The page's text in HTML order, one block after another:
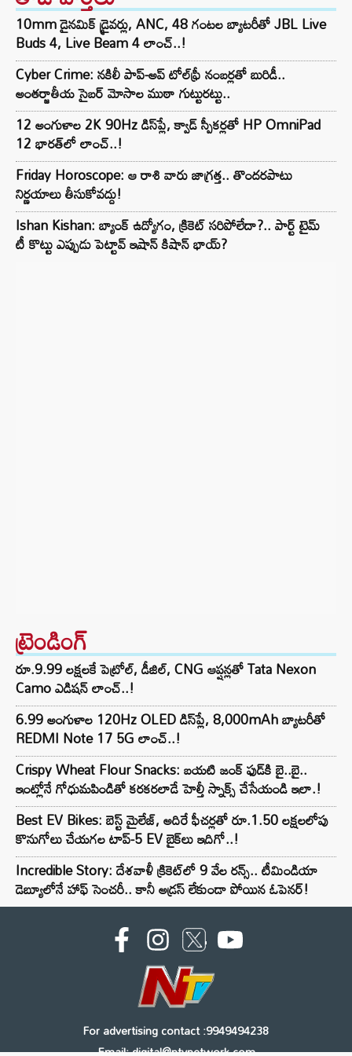
10mm డైనమిక్ డ్రైవర్లు, ANC, 48 గంటల బ్యాటరీతో JBL Live
Buds 4, Live Beam 4 లాంచ్..!
Cyber Crime: నకిలీ పాప్-అప్ టోల్‌ఫ్రీ నంబర్లతో బురిడీ..
అంతర్జాతీయ సైబర్ మోసాల ముఠా గుట్టురట్టు..
12 అంగుళాల 2K 90Hz డిస్‌ప్లే, క్వాడ్ స్పీకర్లతో HP OmniPad
12 భారత్‌లో లాంచ్..!
Friday Horoscope: ఆ రాశి వారు జాగ్రత్త.. తొందరపాటు
నిర్ణయాలు తీసుకోవద్దు!
Ishan Kishan: బ్యాంక్ ఉద్యోగం, క్రికెట్ సరిపోలేదా?.. పార్ట్ టైమ్
టీ కొట్టు ఎప్పుడు పెట్టావ్ ఇషాన్ కిషాన్ భాయ్‌?
ట్రెండింగ్‌
రూ.9.99 లక్షలకే పెట్రోల్, డీజిల్, CNG ఆప్షన్లతో Tata Nexon
Camo ఎడిషన్ లాంచ్..!
6.99 అంగుళాల 120Hz OLED డిస్‌ప్లే, 8,000mAh బ్యాటరీతో
REDMI Note 17 5G లాంచ్..!
Crispy Wheat Flour Snacks: బయటి జంక్ ఫుడ్‌కి బై..బై..
ఇంట్లోనే గోధుమపిండితో కరకరలాడే హెల్తీ స్నాక్స్ చేసేయండి ఇలా.!
Best EV Bikes: బెస్ట్ మైలేజ్, అదిరే ఫీచర్లతో రూ.1.50 లక్షలలోపు
కొనుగోలు చేయగల టాప్-5 EV బైక్‌లు ఇదిగో..!
Incredible Story: దేశవాళీ క్రికెట్‌లో 9 వేల రన్స్.. టీమిండియా
డెబ్యూలోనే హాఫ్ సెంచరీ.. కానీ అడ్రస్ లేకుండా పోయిన ఓపెనర్!
For advertising contact :9949494238